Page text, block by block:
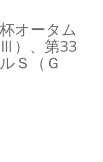
オータム
）、第33
Ｓ（Ｇ